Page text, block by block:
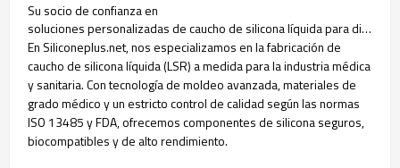
Su socio de confianza en
soluciones personalizadas de caucho de silicona líquida para dispositivos médicos
En Siliconeplus.net, nos especializamos en la fabricación de
caucho de silicona líquida (LSR) a medida para la industria médica
y sanitaria. Con tecnología de moldeo avanzada, materiales de
grado médico y un estricto control de calidad según las normas
ISO 13485 y FDA, ofrecemos componentes de silicona seguros,
biocompatibles y de alto rendimiento.